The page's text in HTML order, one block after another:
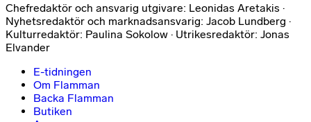
Chefredaktör och ansvarig utgivare: Leonidas Aretakis ·
Nyhetsredaktör och marknadsansvarig: Jacob Lundberg ·
Kulturredaktör: Paulina Sokolow · Utrikesredaktör: Jonas
Elvander
E-tidningen
Om Flamman
Backa Flamman
Butiken